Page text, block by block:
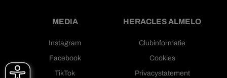
MEDIA
Instagram
Facebook
TikTok
HERACLES ALMELO
Clubinformatie
Cookies
Privacystatement